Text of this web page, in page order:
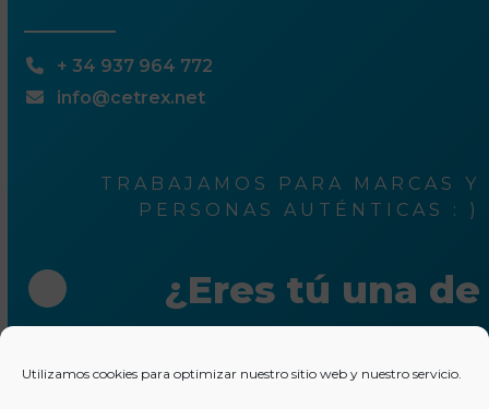
Utilizamos cookies para optimizar nuestro sitio web y nuestro servicio.
+ 34 937 964 772
info@cetrex.net
TRABAJAMOS PARA MARCAS Y
PERSONAS AUTÉNTICAS : )
¿Eres tú una de